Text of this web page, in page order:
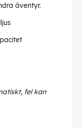
äventyr.
fel kan